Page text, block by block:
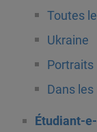
Toutes
Ukraine
Portraits
Dans
Étudiant-